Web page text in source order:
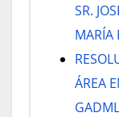
SR.
MARÍA
ÁREA